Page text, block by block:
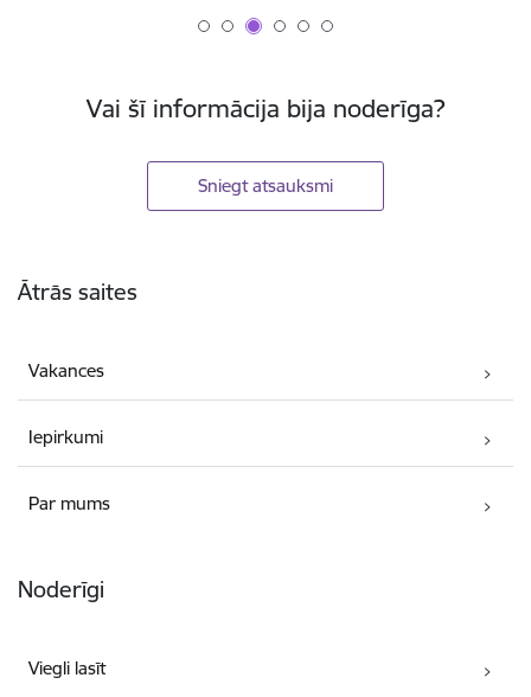
Vai šī informācija bija noderīga?
Sniegt atsauksmi
Ātrās saites
Vakances
Iepirkumi
Par mums
Noderīgi
Viegli lasīt